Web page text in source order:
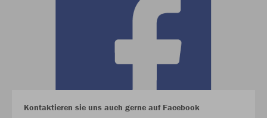
Kontaktieren sie uns auch gerne auf Facebook